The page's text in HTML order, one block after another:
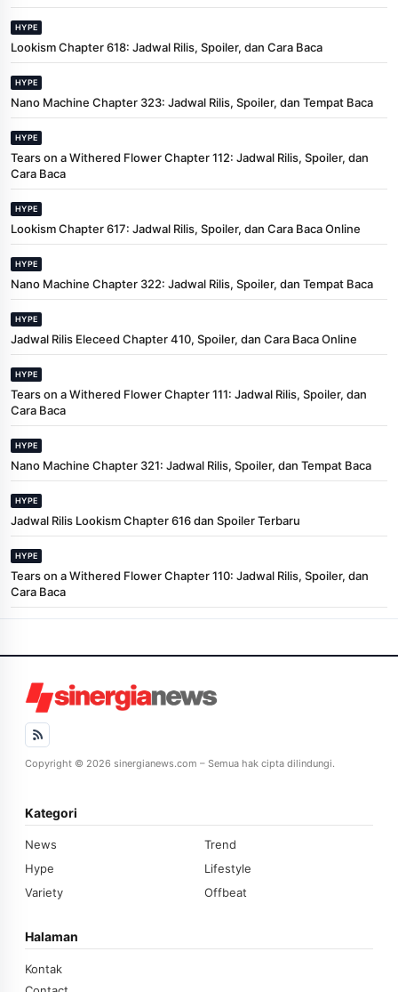
HYPE
Lookism Chapter 618: Jadwal Rilis, Spoiler, dan Cara Baca
HYPE
Nano Machine Chapter 323: Jadwal Rilis, Spoiler, dan Tempat Baca
HYPE
Tears on a Withered Flower Chapter 112: Jadwal Rilis, Spoiler, dan
Cara Baca
HYPE
Lookism Chapter 617: Jadwal Rilis, Spoiler, dan Cara Baca Online
HYPE
Nano Machine Chapter 322: Jadwal Rilis, Spoiler, dan Tempat Baca
HYPE
Jadwal Rilis Eleceed Chapter 410, Spoiler, dan Cara Baca Online
HYPE
Tears on a Withered Flower Chapter 111: Jadwal Rilis, Spoiler, dan
Cara Baca
HYPE
Nano Machine Chapter 321: Jadwal Rilis, Spoiler, dan Tempat Baca
HYPE
Jadwal Rilis Lookism Chapter 616 dan Spoiler Terbaru
HYPE
Tears on a Withered Flower Chapter 110: Jadwal Rilis, Spoiler, dan
Cara Baca
Copyright © 2026 sinergianews.com – Semua hak cipta dilindungi.
Kategori
News
Trend
Hype
Lifestyle
Variety
Offbeat
Halaman
Kontak